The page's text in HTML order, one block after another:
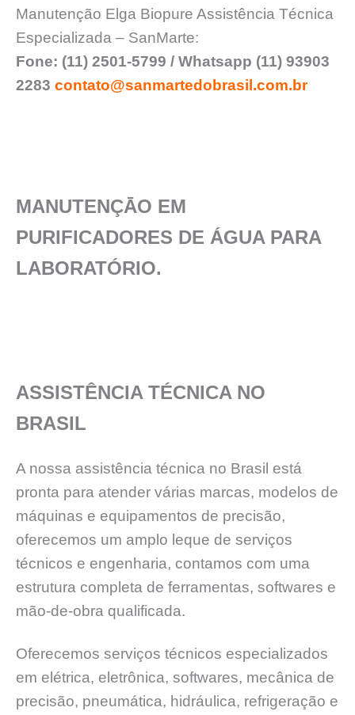
Manutenção Elga Biopure Assistência Técnica
Especializada – SanMarte:
Fone: (11) 2501-5799 / Whatsapp (11) 93903
2283 contato@sanmartedobrasil.com.br
MANUTENÇĀO EM
PURIFICADORES DE ÁGUA PARA
LABORATÓRIO.
ASSISTÊNCIA TÉCNICA NO
BRASIL
A nossa assistência técnica no Brasil está
pronta para atender várias marcas, modelos de
máquinas e equipamentos de precisão,
oferecemos um amplo leque de serviços
técnicos e engenharia, contamos com uma
estrutura completa de ferramentas, softwares e
mão-de-obra qualificada.
Oferecemos serviços técnicos especializados
em elétrica, eletrônica, softwares, mecânica de
precisão, pneumática, hidráulica, refrigeração e